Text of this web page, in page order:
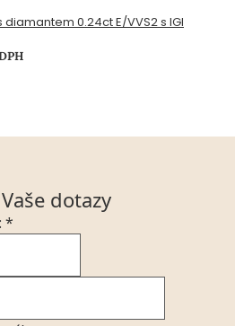
diamantem 0.24ct E/VVS2 s IGI
dotazy
*